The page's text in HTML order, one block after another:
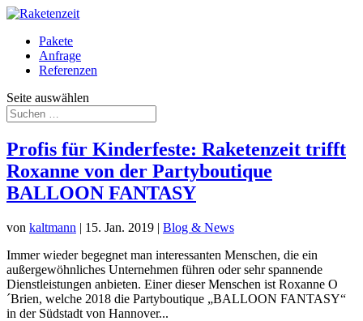
Pakete
Anfrage
Referenzen
Seite auswählen
Profis für Kinderfeste: Raketenzeit trifft
Roxanne von der Partyboutique
BALLOON FANTASY
von kaltmann | 15. Jan. 2019 | Blog & News
Immer wieder begegnet man interessanten Menschen, die ein
außergewöhnliches Unternehmen führen oder sehr spannende
Dienstleistungen anbieten. Einer dieser Menschen ist Roxanne O
´Brien, welche 2018 die Partyboutique „BALLOON FANTASY“
in der Südstadt von Hannover...